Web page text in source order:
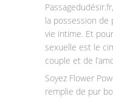
la possession
vie intime. Et
sexuelle est le
couple et de
Soyez Flower
remplie de pur